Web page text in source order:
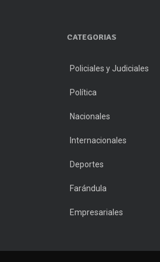
CATEGORIAS
Policiales y Judiciales
Política
Nacionales
Internacionales
Deportes
Farándula
Empresariales